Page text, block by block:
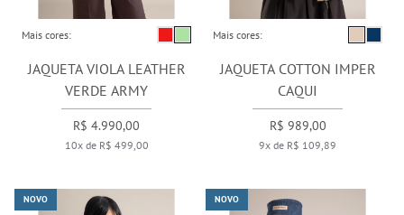
Mais cores:
JAQUETA VIOLA LEATHER
VERDE ARMY
R$ 4.990,00
10x de R$ 499,00
Mais cores:
JAQUETA COTTON IMPER
CAQUI
R$ 989,00
9x de R$ 109,89
NOVO NOVO